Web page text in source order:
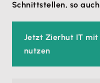
Schnittstellen, so
Jetzt Zierhut IT
nutzen